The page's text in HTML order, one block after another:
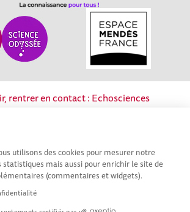
utilisons des cookies pour mesurer notre
mais aussi pour enrichir le site de
(commentaires et widgets).
rentrer en contact : Echosciences
technique et industrielle de la région.
Politique de confidentialité|CGU